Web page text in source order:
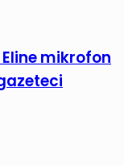
mikrofon